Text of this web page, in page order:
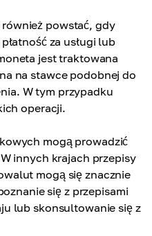
powstać, gdy
za usługi lub
jest traktowana
na stawce podobnej do
W tym przypadku
operacji.
mogą prowadzić
innych krajach przepisy
mogą się znacznie
się z przepisami
lub skonsultowanie się z